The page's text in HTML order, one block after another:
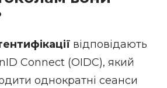
відповідають
Connect (OIDC), який
однократні сеанси